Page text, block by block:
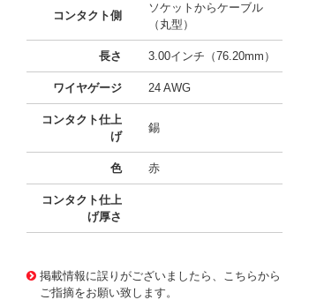
コンタクト側
ソケットからケーブル
（丸型）
長さ 3.00インチ（76.20mm）
ワイヤゲージ 24 AWG
コンタクト仕上
げ
錫
色 赤
コンタクト仕上
げ厚さ
掲載情報に誤りがございましたら、こちらから
ご指摘をお願い致します。